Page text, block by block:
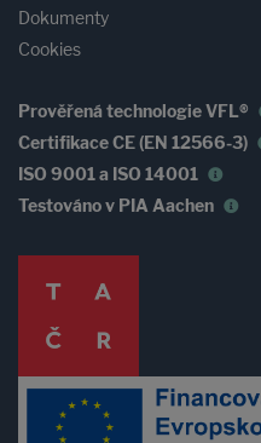
Dokumenty
Cookies
Prověřená technologie VFL®
Certifikace CE (EN 12566-3)
ISO 9001 a ISO 14001
Testováno v PIA Aachen